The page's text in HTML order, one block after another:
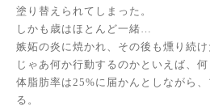
塗り替えられてしまった。
しかも歳はほとんど一緒…
嫉妬の炎に焼かれ、その後も燻り続け
じゃあ何か行動するのかといえば、何
体脂肪率は25%に届かんとしながら
る。